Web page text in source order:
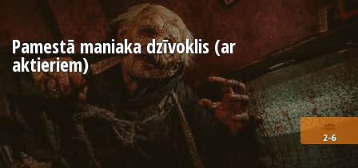
2-6
Pamestā maniaka dzīvoklis (ar
aktieriem)